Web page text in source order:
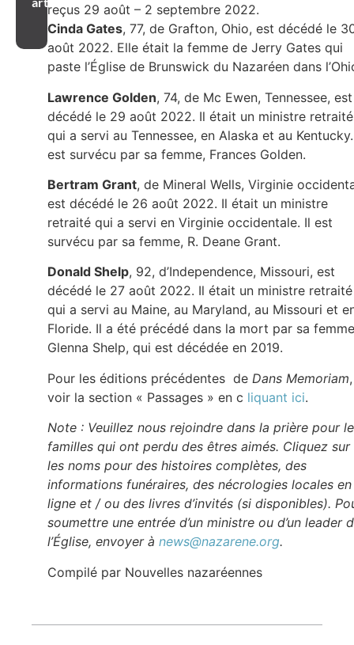
reçus 29 août – 2 septembre 2022.
Cinda Gates, 77, de Grafton, Ohio, est décédé le
août 2022. Elle était la femme de Jerry Gates qui
paste l’Église de Brunswick du Nazaréen dans
Lawrence Golden, 74, de Mc Ewen, Tennessee, est
décédé le 29 août 2022. Il était un ministre retraité
qui a servi au Tennessee, en Alaska et au
est survécu par sa femme, Frances Golden.
Bertram Grant, de Mineral Wells, Virginie
est décédé le 26 août 2022. Il était un ministre
retraité qui a servi en Virginie occidentale. Il est
survécu par sa femme, R. Deane Grant.
Donald Shelp, 92, d’Independence, Missouri, est
décédé le 27 août 2022. Il était un ministre retraité
qui a servi au Maine, au Maryland, au Missouri et
Floride. Il a été précédé dans la mort par sa
Glenna Shelp, qui est décédée en 2019.
Pour les éditions précédentes de Dans Memoriam,
voir la section « Passages » en c liquant ici.
Note : Veuillez nous rejoindre dans la prière pour
familles qui ont perdu des êtres aimés. Cliquez sur
les noms pour des histoires complètes, des
informations funéraires, des nécrologies locales en
ligne et / ou des livres d’invités (si disponibles).
soumettre une entrée d’un ministre ou d’un leader
l’Église, envoyer à news@nazarene.org.
Compilé par Nouvelles nazaréennes